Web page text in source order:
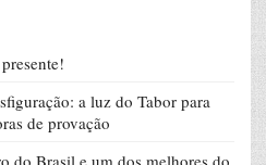
a luz do Tabor para
de provação
do Brasil e um dos melhores do